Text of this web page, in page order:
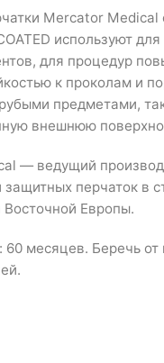
Mercator Medical
используют
для процедур
к проколам и
предметами,
внешнюю
— ведущий
перчаток в
Восточной Европы.
60 месяцев. Беречь